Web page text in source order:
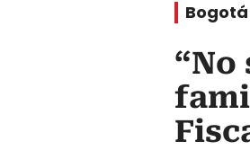
Bogotá
“No